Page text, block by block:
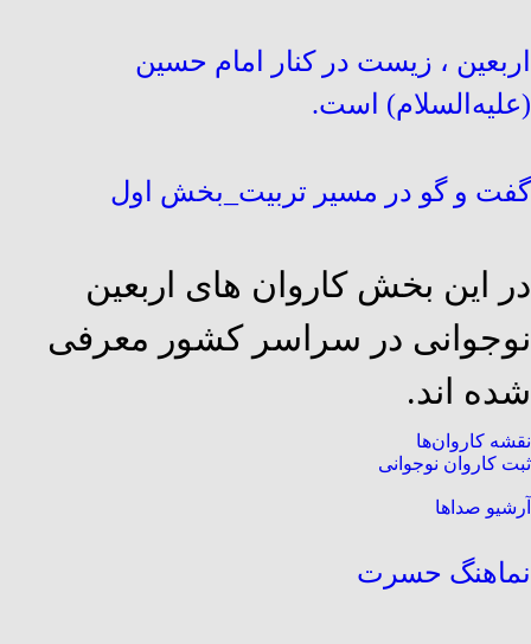
اربعین ، زیست در کنار امام حسین
(علیه‌السلام) است.
گفت و گو در مسیر تربیت_بخش اول
در این بخش کاروان های اربعین
نوجوانی در سراسر کشور معرفی
شده اند.
نقشه کاروان‌ها
ثبت کاروان نوجوانی
آرشیو صداها
نماهنگ حسرت